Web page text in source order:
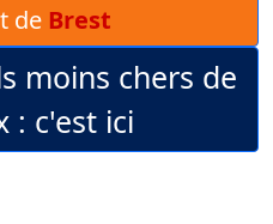
de Brest
moins chers de
: c'est ici